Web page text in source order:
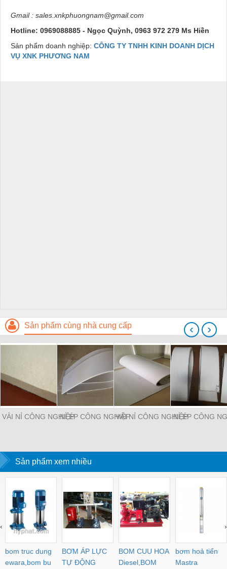
Gmail : sales.xnkphuongnam@gmail.com
Hotline: 0969088885 - Ngọc Quỳnh, 0963 972 279 Ms Hiền
Sản phẩm doanh nghiệp: CÔNG TY TNHH KINH DOANH DỊCH
VỤ XNK PHƯƠNG NAM
Sản phẩm cùng nhà cung cấp
VẢI NỈ CÔNG NGHIỆPNỈ ÉP CÔNG NGHIỆPVẢI NỈ CÔNG NGHIỆPNỈ ÉP CÔNG
‹ ›
Sản phẩm xem nhiều
bom truc dung
ewara,bom bu
BƠM ÁP LỰC
TỰ ĐỘNG
BOM CUU HOA
Diesel,BOM
bơm hoả tiển
Mastra
‹ ›